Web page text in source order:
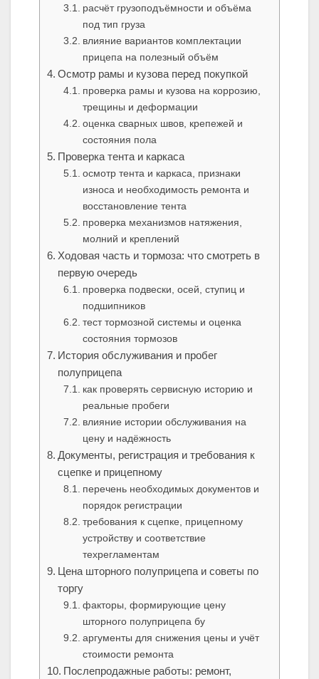
расчёт грузоподъёмности и объёма
под тип груза
влияние вариантов комплектации
прицепа на полезный объём
Осмотр рамы и кузова перед покупкой
проверка рамы и кузова на коррозию,
трещины и деформации
оценка сварных швов, крепежей и
состояния пола
Проверка тента и каркаса
осмотр тента и каркаса, признаки
износа и необходимость ремонта и
восстановление тента
проверка механизмов натяжения,
молний и креплений
Ходовая часть и тормоза: что смотреть в
первую очередь
проверка подвески, осей, ступиц и
подшипников
тест тормозной системы и оценка
состояния тормозов
История обслуживания и пробег
полуприцепа
как проверять сервисную историю и
реальные пробеги
влияние истории обслуживания на
цену и надёжность
Документы, регистрация и требования к
сцепке и прицепному
перечень необходимых документов и
порядок регистрации
требования к сцепке, прицепному
устройству и соответствие
техрегламентам
Цена шторного полуприцепа и советы по
торгу
факторы, формирующие цену
шторного полуприцепа бу
аргументы для снижения цены и учёт
стоимости ремонта
Послепродажные работы: ремонт,